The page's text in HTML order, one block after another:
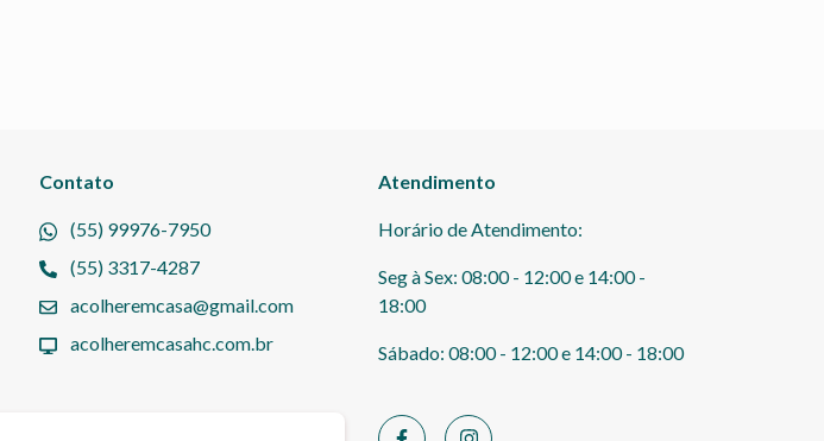
Contato
(55) 99976-7950
(55) 3317-4287
acolheremcasa@gmail.com
acolheremcasahc.com.br
Atendimento
Horário de Atendimento:
Seg à Sex: 08:00 - 12:00 e 14:00 -
18:00
Sábado: 08:00 - 12:00 e 14:00 - 18:00